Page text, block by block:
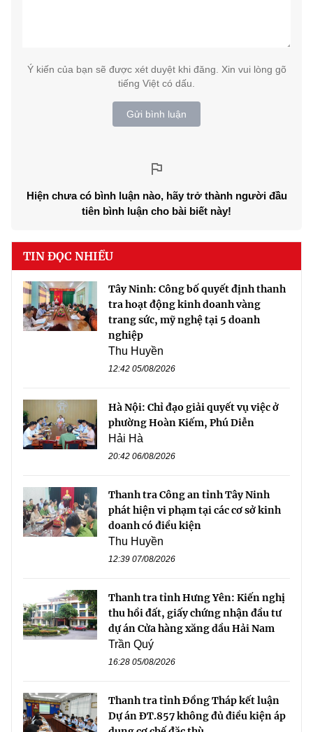
Ý kiến của bạn sẽ được xét duyệt khi đăng. Xin vui lòng gõ
tiếng Việt có dấu.
Gửi bình luận
Hiện chưa có bình luận nào, hãy trở thành người đầu
tiên bình luận cho bài biết này!
TIN ĐỌC NHIỀU
Tây Ninh: Công bố quyết định thanh
tra hoạt động kinh doanh vàng
trang sức, mỹ nghệ tại 5 doanh
nghiệp
Thu Huyền
12:42 05/08/2026
Hà Nội: Chỉ đạo giải quyết vụ việc ở
phường Hoàn Kiếm, Phú Diễn
Hải Hà
20:42 06/08/2026
Thanh tra Công an tỉnh Tây Ninh
phát hiện vi phạm tại các cơ sở kinh
doanh có điều kiện
Thu Huyền
12:39 07/08/2026
Thanh tra tỉnh Hưng Yên: Kiến nghị
thu hồi đất, giấy chứng nhận đầu tư
dự án Cửa hàng xăng dầu Hải Nam
Trần Quý
16:28 05/08/2026
Thanh tra tỉnh Đồng Tháp kết luận
Dự án ĐT.857 không đủ điều kiện áp